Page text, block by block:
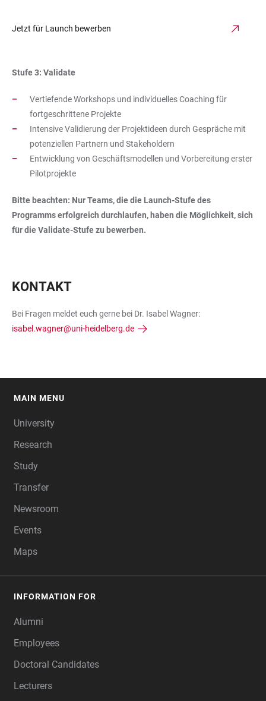
Jetzt für Launch bewerben
Stufe 3: Validate
Vertiefende Workshops und individuelles Coaching für
fortgeschrittene Projekte
Intensive Validierung der Projektideen durch Gespräche mit
potenziellen Partnern und Stakeholdern
Entwicklung von Geschäftsmodellen und Vorbereitung erster
Pilotprojekte
Bitte beachten: Nur Teams, die die Launch-Stufe des
Programms erfolgreich durchlaufen, haben die Möglichkeit, sich
für die Validate-Stufe zu bewerben.
KONTAKT
Bei Fragen meldet euch gerne bei Dr. Isabel Wagner:
isabel.wagner@uni-heidelberg.de
MAIN MENU
University
Research
Study
Transfer
Newsroom
Events
Maps
INFORMATION FOR
Alumni
Employees
Doctoral Candidates
Lecturers